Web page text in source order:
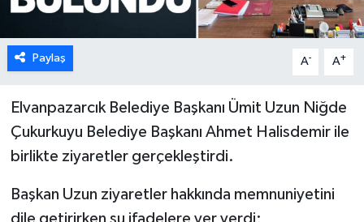
Paylaş A- A+
Elvanpazarcık Belediye Başkanı Ümit Uzun Niğde
Çukurkuyu Belediye Başkanı Ahmet Halisdemir ile
birlikte ziyaretler gerçekleştirdi.
Başkan Uzun ziyaretler hakkında memnuniyetini